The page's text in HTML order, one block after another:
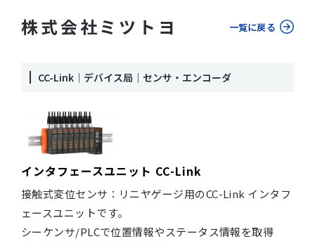
株式会社ミツトヨ 一覧に戻る
CC-Link｜デバイス局｜センサ・エンコーダ
インタフェースユニット CC-Link
接触式変位センサ：リニヤゲージ用のCC-Link インタフ
ェースユニットです。
シーケンサ/PLCで位置情報やステータス情報を取得